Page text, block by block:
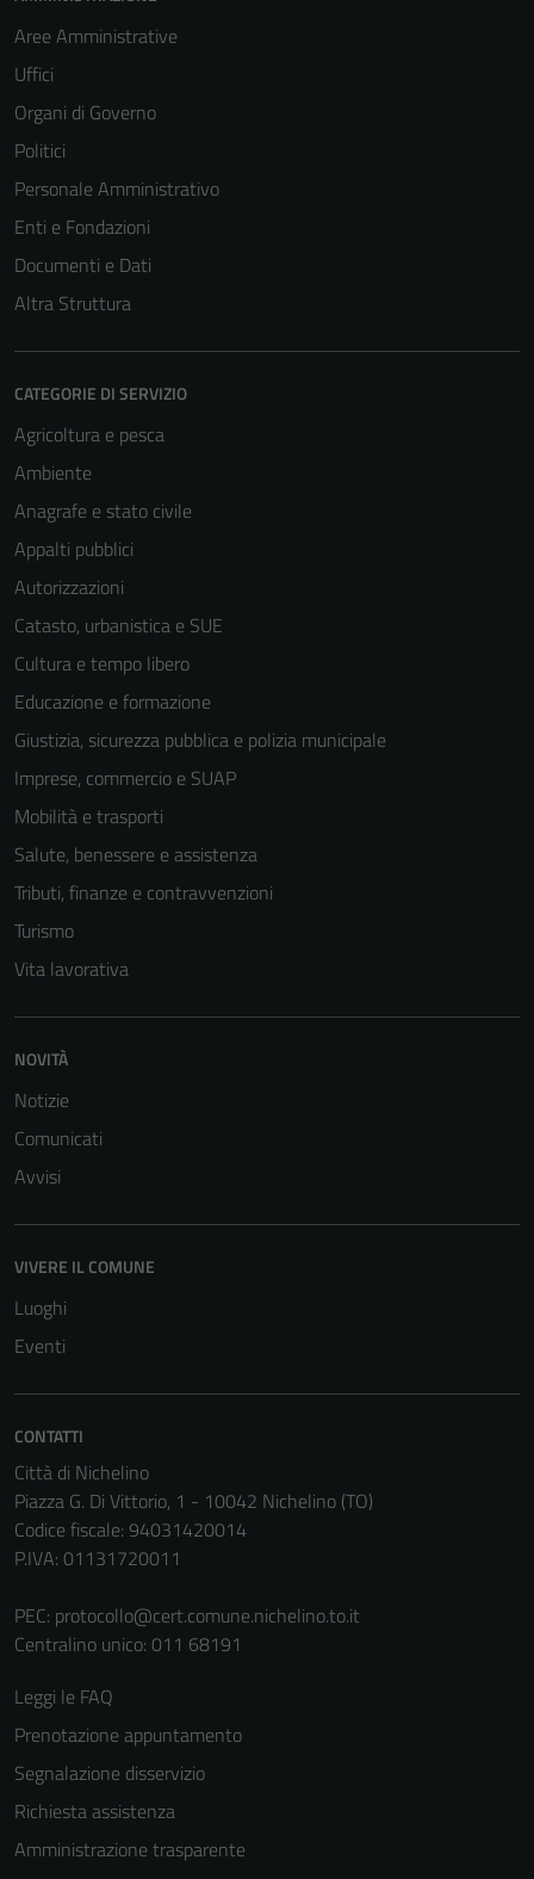
Aree Amministrative
Uffici
Organi di Governo
Politici
Personale Amministrativo
Enti e Fondazioni
Documenti e Dati
Altra Struttura
CATEGORIE DI SERVIZIO
Agricoltura e pesca
Ambiente
Anagrafe e stato civile
Appalti pubblici
Autorizzazioni
Catasto, urbanistica e SUE
Cultura e tempo libero
Educazione e formazione
Giustizia, sicurezza pubblica e polizia municipale
Imprese, commercio e SUAP
Mobilità e trasporti
Salute, benessere e assistenza
Tributi, finanze e contravvenzioni
Turismo
Vita lavorativa
NOVITÀ
Notizie
Comunicati
Avvisi
VIVERE IL COMUNE
Luoghi
Eventi
CONTATTI
Città di Nichelino
Piazza G. Di Vittorio, 1 - 10042 Nichelino (TO)
Codice fiscale: 94031420014
P.IVA: 01131720011
PEC: protocollo@cert.comune.nichelino.to.it
Centralino unico: 011 68191
Leggi le FAQ
Prenotazione appuntamento
Segnalazione disservizio
Richiesta assistenza
Amministrazione trasparente